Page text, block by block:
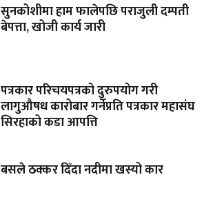
सुनकोशीमा हाम फालेपछि पराजुली दम्पती
बेपत्ता, खोजी कार्य जारी
पत्रकार परिचयपत्रको दुरुपयोग गरी
लागुऔषध कारोबार गर्नेप्रति पत्रकार महासंघ
सिरहाको कडा आपत्ति
बसले ठक्कर दिँदा नदीमा खस्यो कार